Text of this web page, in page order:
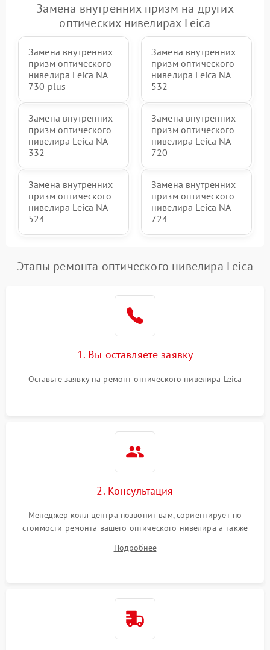
Замена внутренних призм на других
оптических нивелирах Leica
Замена внутренних
призм оптического
нивелира Leica NA
730 plus
Замена внутренних
призм оптического
нивелира Leica NA
532
Замена внутренних
призм оптического
нивелира Leica NA
332
Замена внутренних
призм оптического
нивелира Leica NA
720
Замена внутренних
призм оптического
нивелира Leica NA
524
Замена внутренних
призм оптического
нивелира Leica NA
724
Этапы ремонта оптического нивелира Leica
1. Вы оставляете заявку
Оставьте заявку на ремонт оптического нивелира Leica
2. Консультация
Менеджер колл центра позвонит вам, сориентирует по
стоимости ремонта вашего оптического нивелира а также
Подробнее